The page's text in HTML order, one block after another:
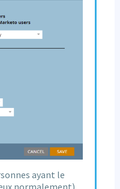
ayant le
normalement)